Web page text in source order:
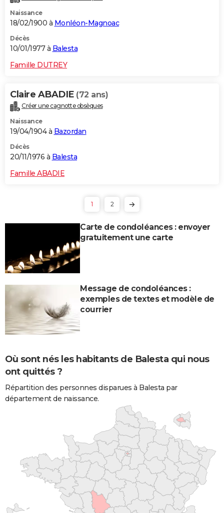
Naissance
18/02/1900 à Monléon-Magnoac
Décès
10/01/1977 à Balesta
Famille DUTREY
Claire ABADIE (72 ans)
Créer une cagnotte obsèques
Naissance
19/04/1904 à Bazordan
Décès
20/11/1976 à Balesta
Famille ABADIE
1 2
Carte de condoléances : envoyer
gratuitement une carte
Message de condoléances :
exemples de textes et modèle de
courrier
Où sont nés les habitants de Balesta qui nous
ont quittés ?
Répartition des personnes disparues à Balesta par
département de naissance.